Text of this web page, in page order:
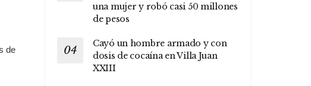
de
una mujer y robó casi 50 millones
de pesos
Cayó un hombre armado y con
dosis de cocaína en Villa Juan
XXIII